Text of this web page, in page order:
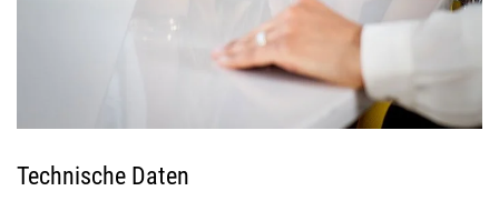
Technische Daten